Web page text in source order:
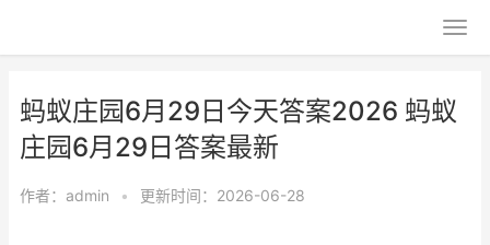
蚂蚁庄园6月29日今天答案2026 蚂蚁
庄园6月29日答案最新
作者： admin • 更新时间：2026-06-28